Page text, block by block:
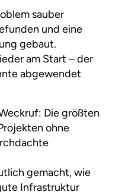
sauber
und eine
gebaut.
am Start – der
abgewendet
Die größten
ohne
gemacht, wie
Infrastruktur